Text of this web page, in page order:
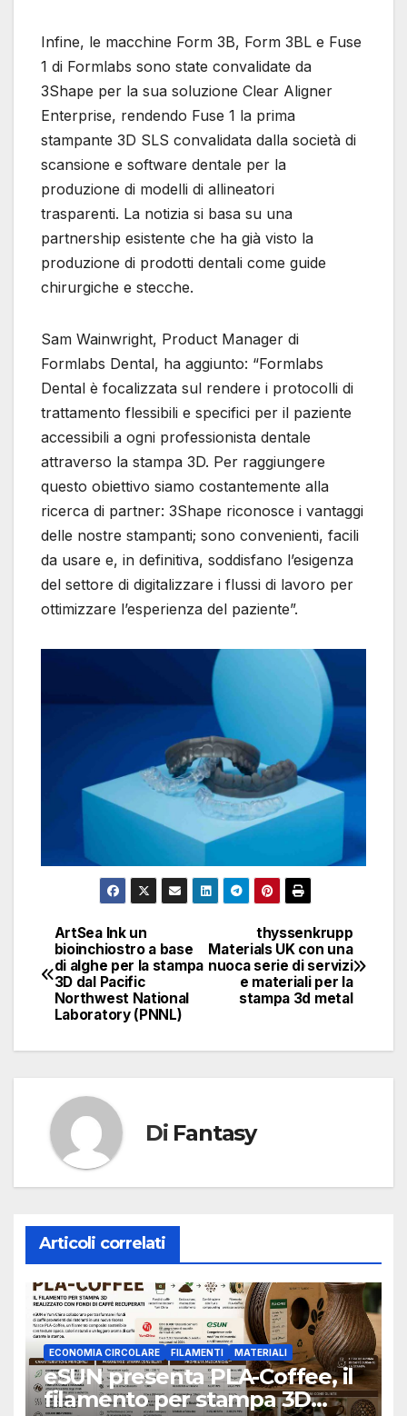
Infine, le macchine Form 3B, Form 3BL e Fuse
1 di Formlabs sono state convalidate da
3Shape per la sua soluzione Clear Aligner
Enterprise, rendendo Fuse 1 la prima
stampante 3D SLS convalidata dalla società di
scansione e software dentale per la
produzione di modelli di allineatori
trasparenti. La notizia si basa su una
partnership esistente che ha già visto la
produzione di prodotti dentali come guide
chirurgiche e stecche.
Sam Wainwright, Product Manager di
Formlabs Dental, ha aggiunto: “Formlabs
Dental è focalizzata sul rendere i protocolli di
trattamento flessibili e specifici per il paziente
accessibili a ogni professionista dentale
attraverso la stampa 3D. Per raggiungere
questo obiettivo siamo costantemente alla
ricerca di partner: 3Shape riconosce i vantaggi
delle nostre stampanti; sono convenienti, facili
da usare e, in definitiva, soddisfano l’esigenza
del settore di digitalizzare i flussi di lavoro per
ottimizzare l’esperienza del paziente”.
Navigazione
articoli
thyssenkrupp
Materials UK con una
nuoca serie di servizi
e materiali per la
stampa 3d metal
ArtSea Ink un
bioinchiostro a base
di alghe per la stampa
3D dal Pacific
Northwest National
Laboratory (PNNL)
Di Fantasy
Articoli correlati
ECONOMIA CIRCOLARE FILAMENTI MATERIALI
eSUN presenta PLA-Coffee, il
filamento per stampa 3D